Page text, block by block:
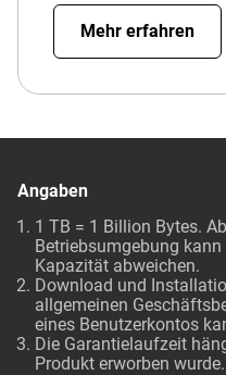
Mehr erfahren
Angaben
1 TB = 1 Billion Bytes.
Betriebsumgebung
Kapazität abweichen.
Download und
allgemeinen
eines Benutzerkontos
Die Garantielaufzeit
Produkt erworben